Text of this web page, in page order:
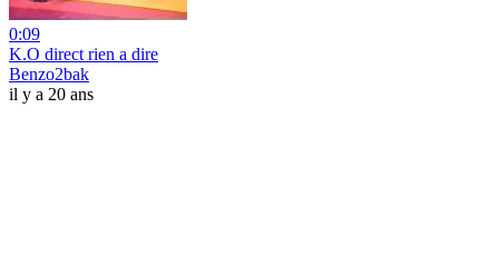
0:09
K.O direct rien a dire
Benzo2bak
il y a 20 ans